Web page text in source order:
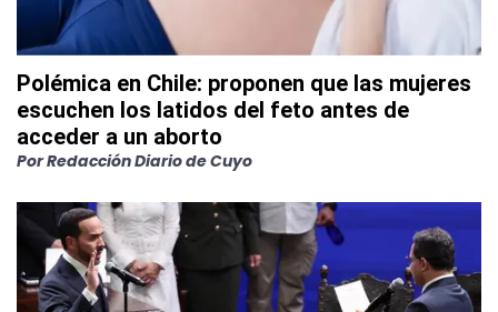
Polémica en Chile: proponen que las mujeres
escuchen los latidos del feto antes de
acceder a un aborto
PorRedacción Diario de Cuyo